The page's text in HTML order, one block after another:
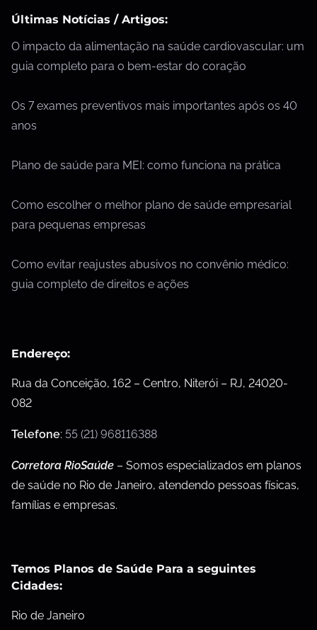
Últimas Notícias / Artigos:
O impacto da alimentação na saúde cardiovascular: um
guia completo para o bem-estar do coração
Os 7 exames preventivos mais importantes após os 40
anos
Plano de saúde para MEI: como funciona na prática
Como escolher o melhor plano de saúde empresarial
para pequenas empresas
Como evitar reajustes abusivos no convênio médico:
guia completo de direitos e ações
Endereço:
Rua da Conceição, 162 – Centro, Niterói – RJ, 24020-
082
Telefone: 55 (21) 968116388
Corretora RioSaúde – Somos especializados em planos
de saúde no Rio de Janeiro, atendendo pessoas físicas,
famílias e empresas.
Temos Planos de Saúde Para a seguintes
Cidades:
Rio de Janeiro